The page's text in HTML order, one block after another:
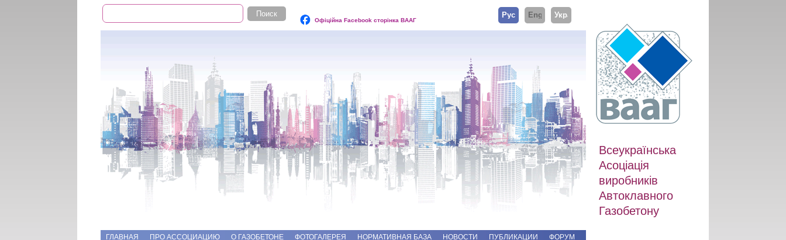
Форма поиска
Поиск
Офіційна Facebook сторінка ВААГ
РусскийEnglishУкраїнська
Всеукраїнська
Асоціація
виробників
Автоклавного
Газобетону
ГЛАВНАЯ ПРО АССОЦИАЦИЮ О ГАЗОБЕТОНЕ ФОТОГАЛЕРЕЯ НОРМАТИВНАЯ БАЗА НОВОСТИ ПУБЛИКАЦИИ ФОРУМ